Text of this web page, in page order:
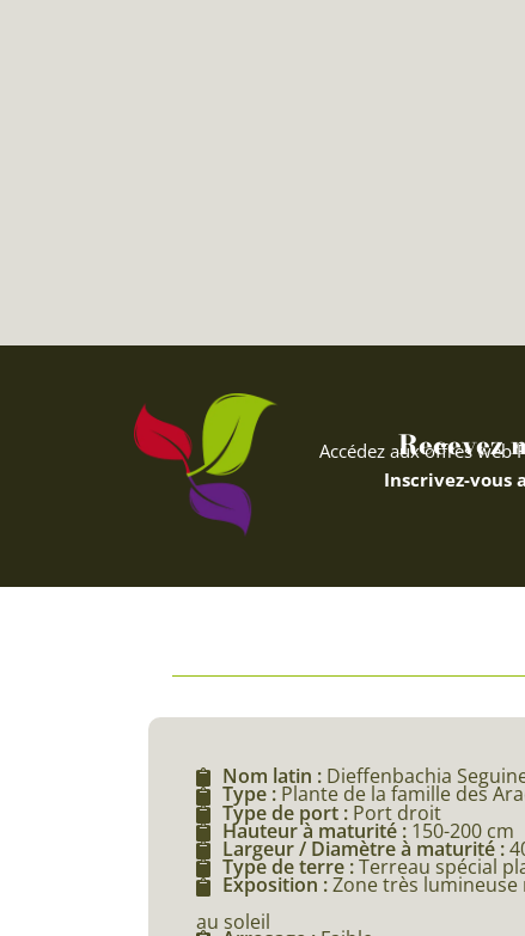
Recevez
Accédez aux offres web
Inscrivez-vous
Nom latin : Dieffenbachia
Type : Plante de la famille des
Type de port : Port droit
Hauteur à maturité : 150-200 cm
Largeur / Diamètre à maturité :
Type de terre :Terreau spécial
Exposition :Zone très
au soleil